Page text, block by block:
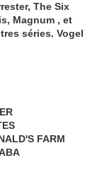
The Six
Magnum , et
séries. Vogel
FARM